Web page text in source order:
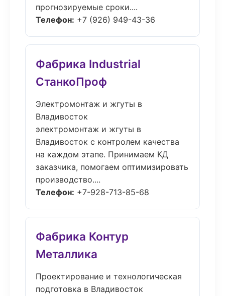
прогнозируемые сроки....
Телефон: +7 (926) 949-43-36
Фабрика Industrial
СтанкоПроф
Электромонтаж и жгуты в
Владивосток
электромонтаж и жгуты в
Владивосток с контролем качества
на каждом этапе. Принимаем КД
заказчика, помогаем оптимизировать
производство....
Телефон: +7-928-713-85-68
Фабрика Контур
Металлика
Проектирование и технологическая
подготовка в Владивосток